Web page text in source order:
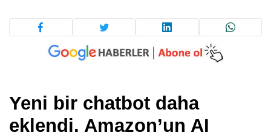
Yeni bir chatbot daha
eklendi. Amazon’un AI